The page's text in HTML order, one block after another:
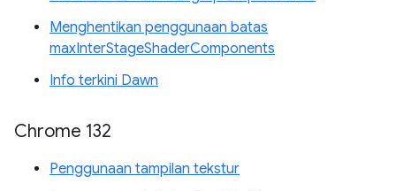
Menghentikan penggunaan batas
maxInterStageShaderComponents
Info terkini Dawn
Chrome 132
Penggunaan tampilan tekstur